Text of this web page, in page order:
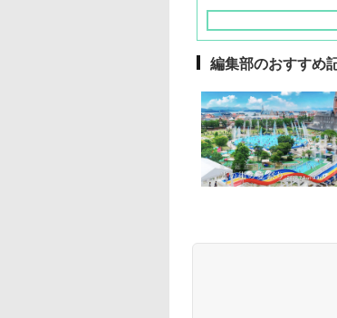
編集部のおすすめ